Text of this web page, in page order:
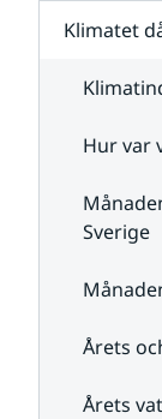
Klimatet
Hur var
Sverige
Årets
Årets